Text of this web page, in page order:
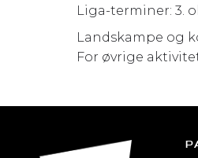
Liga-terminer: 3.
Landskampe og
For øvrige